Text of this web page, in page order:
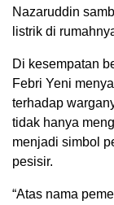
Nazaruddin
listrik di
Di kesempatan
Febri Yeni
terhadap
tidak hanya
menjadi simbol
pesisir.
“Atas nama